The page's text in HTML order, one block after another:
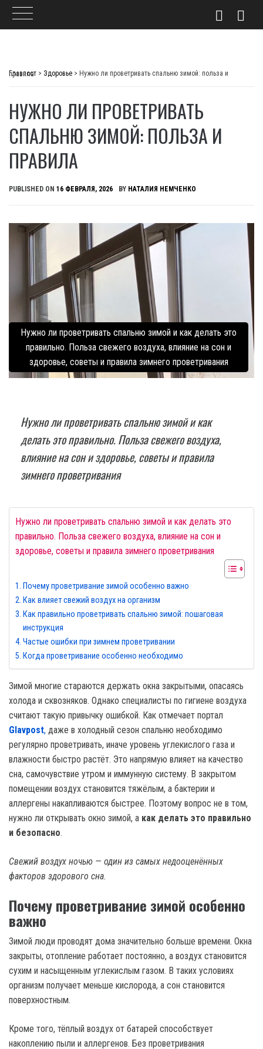
Главпост > Здоровье >
Нужно ли проветривать спальню зимой: польза и правила
НУЖНО ЛИ ПРОВЕТРИВАТЬ
СПАЛЬНЮ ЗИМОЙ: ПОЛЬЗА И
ПРАВИЛА
PUBLISHED ON 16 ФЕВРАЛЯ, 2026 BY НАТАЛИЯ НЕМЧЕНКО
Нужно ли проветривать спальню зимой и как делать это
правильно. Польза свежего воздуха, влияние на сон и
здоровье, советы и правила зимнего проветривания
Нужно ли проветривать спальню зимой и как
делать это правильно. Польза свежего воздуха,
влияние на сон и здоровье, советы и правила
зимнего проветривания
Нужно ли проветривать спальню зимой и как делать это
правильно. Польза свежего воздуха, влияние на сон и
здоровье, советы и правила зимнего проветривания
Почему проветривание зимой особенно важно
Как влияет свежий воздух на организм
Как правильно проветривать спальню зимой: пошаговая
инструкция
Частые ошибки при зимнем проветривании
Когда проветривание особенно необходимо
Зимой многие стараются держать окна закрытыми, опасаясь
холода и сквозняков. Однако специалисты по гигиене воздуха
считают такую привычку ошибкой. Как отмечает портал
Glavpost, даже в холодный сезон спальню необходимо
регулярно проветривать, иначе уровень углекислого газа и
влажности быстро растёт. Это напрямую влияет на качество
сна, самочувствие утром и иммунную систему. В закрытом
помещении воздух становится тяжёлым, а бактерии и
аллергены накапливаются быстрее. Поэтому вопрос не в том,
нужно ли открывать окно зимой, а как делать это правильно
и безопасно.
Свежий воздух ночью — один из самых недооценённых
факторов здорового сна.
Почему проветривание зимой особенно
важно
Зимой люди проводят дома значительно больше времени. Окна
закрыты, отопление работает постоянно, а воздух становится
сухим и насыщенным углекислым газом. В таких условиях
организм получает меньше кислорода, а сон становится
поверхностным.
Кроме того, тёплый воздух от батарей способствует
накоплению пыли и аллергенов. Без проветривания